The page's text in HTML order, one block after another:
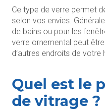
Ce type de verre permet
selon vos envies.
de bains ou pour les
verre ornemental peut
d’autres endroits de votre
Quel est le
de vitrage ?